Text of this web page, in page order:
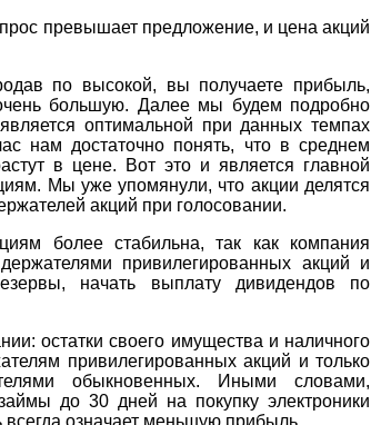
превышает предложение, и цена акций
по высокой, вы получаете прибыль,
большую. Далее мы будем подробно
оптимальной при данных темпах
нам достаточно понять, что в среднем
в цене. Вот это и является главной
Мы уже упомянули, что акции делятся
акций при голосовании.
более стабильна, так как компания
привилегированных акций и
начать выплату дивидендов по
остатки своего имущества и наличного
привилегированных акций и только
обыкновенных. Иными словами,
до 30 дней на покупку электроники
означает меньшую прибыль.